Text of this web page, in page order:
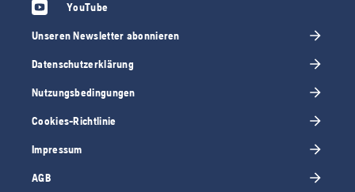
YouTube
Unseren Newsletter abonnieren
Datenschutzerklärung
Nutzungsbedingungen
Cookies-Richtlinie
Impressum
AGB